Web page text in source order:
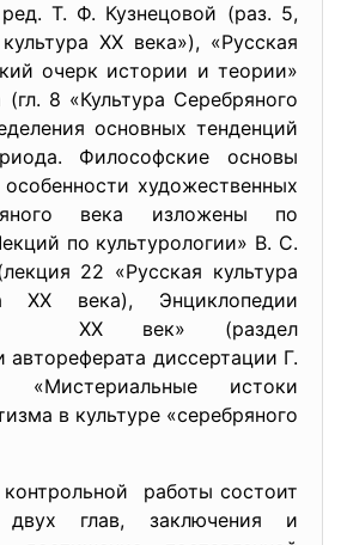
Т. Ф. Кузнецовой (раз. 5,
XX века»), «Русская
очерк истории и теории»
8 «Культура Серебряного
основных тенденций
Философские основы
художественных
века изложены по
по культурологии» В. С.
22 «Русская культура
века), Энциклопедии
XX век» (раздел
диссертации Г.
«Мистериальные истоки
в культуре «серебряного
работы состоит
двух глав, заключения и